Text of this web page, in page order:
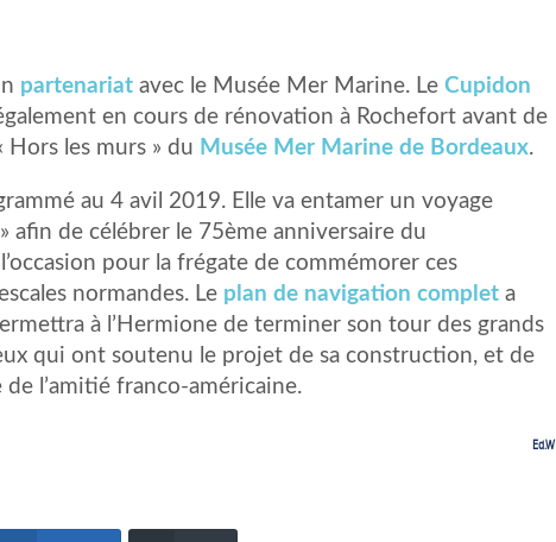
partenariat avec le Musée Mer Marine. Le Cupidon
en cours de rénovation à Rochefort avant de
Hors les murs » du Musée Mer Marine de Bordeaux.
au 4 avil 2019. Elle va entamer un voyage
de célébrer le 75ème anniversaire du
pour la frégate de commémorer ces
normandes. Le plan de navigation complet a
à l’Hermione de terminer son tour des grands
qui ont soutenu le projet de sa construction, et de
l’amitié franco-américaine.
Ed.W